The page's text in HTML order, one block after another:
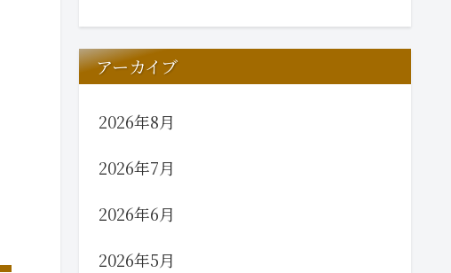
アーカイブ
2026年8月
2026年7月
2026年6月
2026年5月